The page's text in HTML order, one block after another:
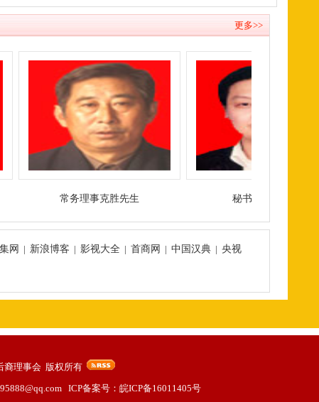
更多>>
常务理事克胜先生 秘书长振东先生
网 | 新浪博客 | 影视大全| 首商网 | 中国汉典| 央视
裔理事会 版权所有
ICP备案号： 皖ICP备16011405号